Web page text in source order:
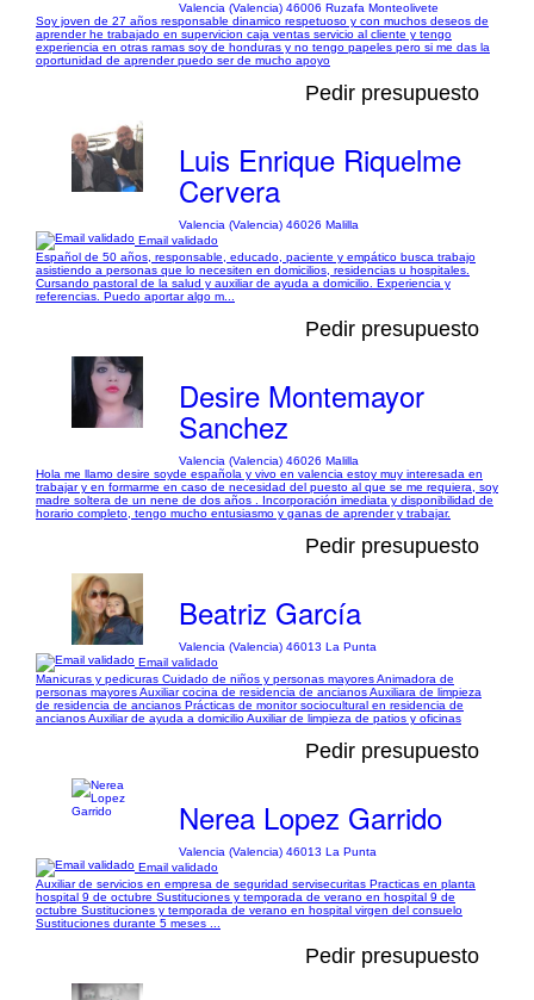
Valencia (Valencia) 46006 Ruzafa Monteolivete
Soy joven de 27 años responsable dinamico respetuoso y con muchos deseos de
aprender he trabajado en supervicion caja ventas servicio al cliente y tengo
experiencia en otras ramas soy de honduras y no tengo papeles pero si me das la
oportunidad de aprender puedo ser de mucho apoyo
Pedir presupuesto
Luis Enrique Riquelme
Cervera
Valencia (Valencia) 46026 Malilla
Email validado
Español de 50 años, responsable, educado, paciente y empático busca trabajo
asistiendo a personas que lo necesiten en domicilios, residencias u hospitales.
Cursando pastoral de la salud y auxiliar de ayuda a domicilio. Experiencia y
referencias. Puedo aportar algo m...
Pedir presupuesto
Desire Montemayor
Sanchez
Valencia (Valencia) 46026 Malilla
Hola me llamo desire soyde española y vivo en valencia estoy muy interesada en
trabajar y en formarme en caso de necesidad del puesto al que se me requiera, soy
madre soltera de un nene de dos años . Incorporación imediata y disponibilidad de
horario completo, tengo mucho entusiasmo y ganas de aprender y trabajar.
Pedir presupuesto
Beatriz García
Valencia (Valencia) 46013 La Punta
Email validado
Manicuras y pedicuras Cuidado de niños y personas mayores Animadora de
personas mayores Auxiliar cocina de residencia de ancianos Auxiliara de limpieza
de residencia de ancianos Prácticas de monitor sociocultural en residencia de
ancianos Auxiliar de ayuda a domicilio Auxiliar de limpieza de patios y oficinas
Pedir presupuesto
Nerea Lopez Garrido
Valencia (Valencia) 46013 La Punta
Email validado
Auxiliar de servicios en empresa de seguridad servisecuritas Practicas en planta
hospital 9 de octubre Sustituciones y temporada de verano en hospital 9 de
octubre Sustituciones y temporada de verano en hospital virgen del consuelo
Sustituciones durante 5 meses ...
Pedir presupuesto